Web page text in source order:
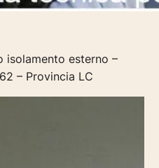
isolamento esterno –
– Provincia LC